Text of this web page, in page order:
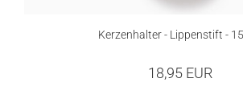
Kerzenhalter - Lippenstift -
18,95 EUR